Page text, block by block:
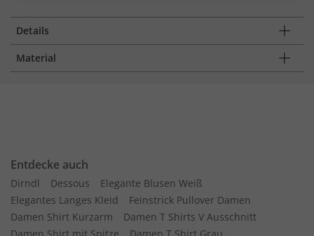
Details
Material
Entdecke auch
Dirndl Dessous
Elegante Blusen Weiß
Elegantes Langes Kleid
Feinstrick Pullover Damen
Damen Shirt Kurzarm
Damen T Shirts V Ausschnitt